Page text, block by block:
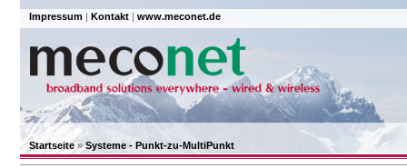
Impressum | Kontakt | www.meconet.de
Startseite»Systeme - Punkt-zu-MultiPunkt